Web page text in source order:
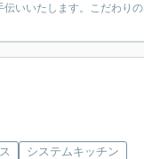
いいたします。こだわり
システムキッチン